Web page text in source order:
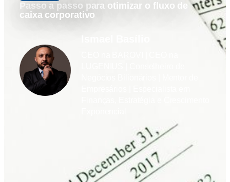
Passo a passo para otimizar o fluxo de
caixa corporativo